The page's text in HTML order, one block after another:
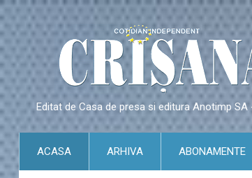
Editat de Casa de presa si editura Anotimp
ACASA ARHIVA ABONAMENTE